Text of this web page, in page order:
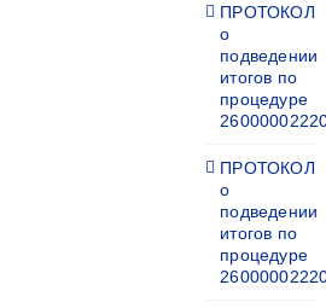
ПРОТОКОЛ
о
подведении
итогов по
процедуре
ПРОТОКОЛ
о
подведении
итогов по
процедуре